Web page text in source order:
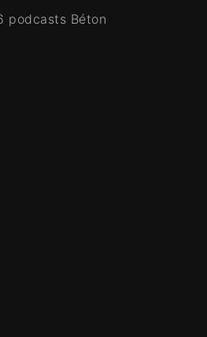
podcasts Béton